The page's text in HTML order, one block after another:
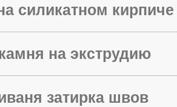
силикатном кирпиче
на экструдию
затирка швов